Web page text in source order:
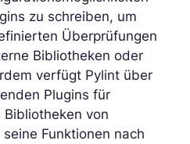
zu schreiben, um
Überprüfungen
Bibliotheken oder
verfügt Pylint über
Plugins für
Bibliotheken von
Funktionen nach